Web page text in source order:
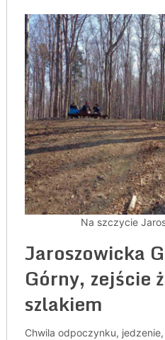
Na szczycie
Jaroszowicka
Górny, zejście
szlakiem
Chwila odpoczynku,